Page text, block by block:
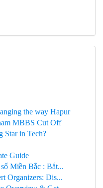
the way Hapur
MBBS Cut Off
Star in Tech?
Guide
Miền Bắc : Bắt...
Organizers: Dis...